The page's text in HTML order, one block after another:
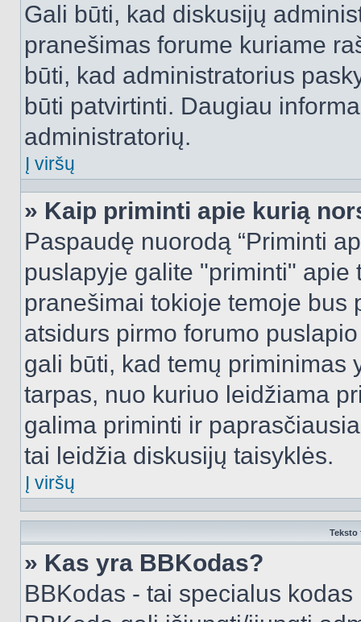
Gali būti, kad diskusijų
pranešimas forume kuriame
būti, kad administratorius
būti patvirtinti. Daugiau
administratorių.
Į viršų
» Kaip priminti apie kurią
Paspaudę nuorodą “Priminti
puslapyje galite "priminti"
pranešimai tokioje temoje bus
atsidurs pirmo forumo
gali būti, kad temų priminimas
tarpas, nuo kuriuo leidžiama
galima priminti ir
tai leidžia diskusijų taisyklės.
Į viršų
Teksto
» Kas yra BBKodas?
BBKodas - tai specialus